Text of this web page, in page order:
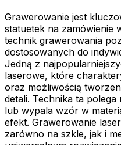
Grawerowanie jest
statuetek na zamówienie
technik grawerowania
dostosowanych do
Jedną z
laserowe, które
oraz możliwością
detali. Technika ta
lub wypala wzór w
efekt. Grawerowanie
zarówno na szkle, jak i